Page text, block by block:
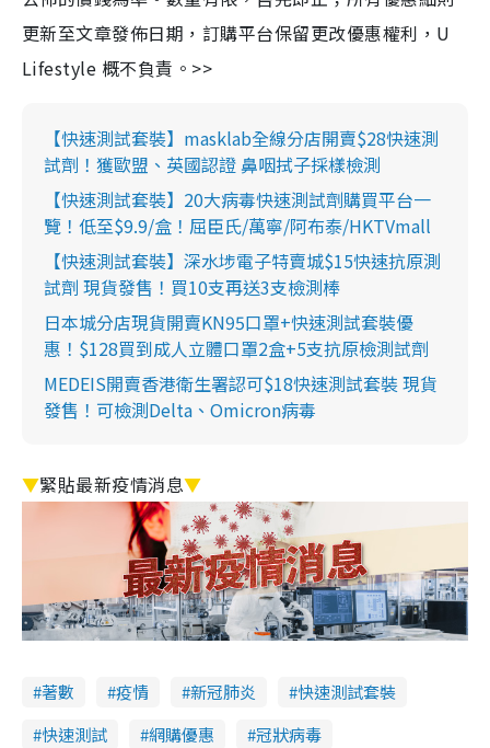
更新至文章發佈日期，訂購平台保留更改優惠權利，U
Lifestyle 概不負責。>>
【快速測試套裝】masklab全線分店開賣$28快速測
試劑！獲歐盟、英國認證 鼻咽拭子採樣檢測
【快速測試套裝】20大病毒快速測試劑購買平台一
覽！低至$9.9/盒！屈臣氏/萬寧/阿布泰/HKTVmall
【快速測試套裝】深水埗電子特賣城$15快速抗原測
試劑 現貨發售！買10支再送3支檢測棒
日本城分店現貨開賣KN95口罩+快速測試套裝優
惠！$128買到成人立體口罩2盒+5支抗原檢測試劑
MEDEIS開賣香港衛生署認可$18快速測試套裝 現貨
發售！可檢測Delta、Omicron病毒
▼緊貼最新疫情消息▼
著數 疫情 新冠肺炎
快速測試套裝
快速測試
網購優惠
冠狀病毒